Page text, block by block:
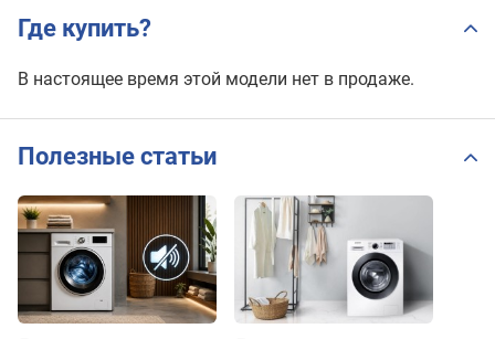
Где купить?
В настоящее время этой модели нет в продаже.
Полезные статьи